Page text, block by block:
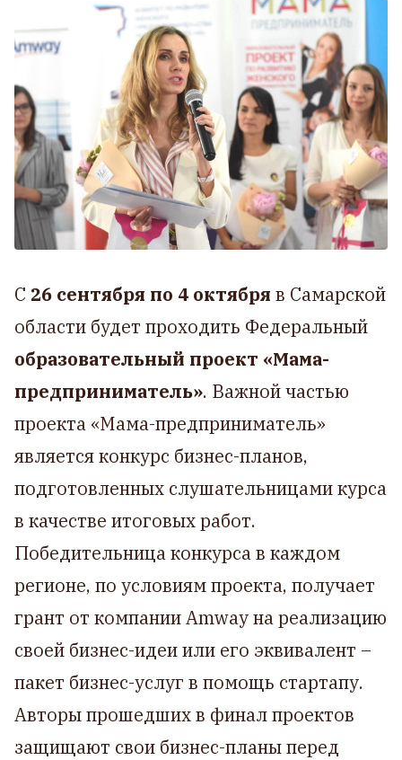
С 26 сентября по 4 октября в Самарской
области будет проходить Федеральный
образовательный проект «Мама-
предприниматель». Важной частью
проекта «Мама-предприниматель»
является конкурс бизнес-планов,
подготовленных слушательницами курса
в качестве итоговых работ.
Победительница конкурса в каждом
регионе, по условиям проекта, получает
грант от компании Amway на реализацию
своей бизнес-идеи или его эквивалент –
пакет бизнес-услуг в помощь стартапу.
Авторы прошедших в финал проектов
защищают свои бизнес-планы перед